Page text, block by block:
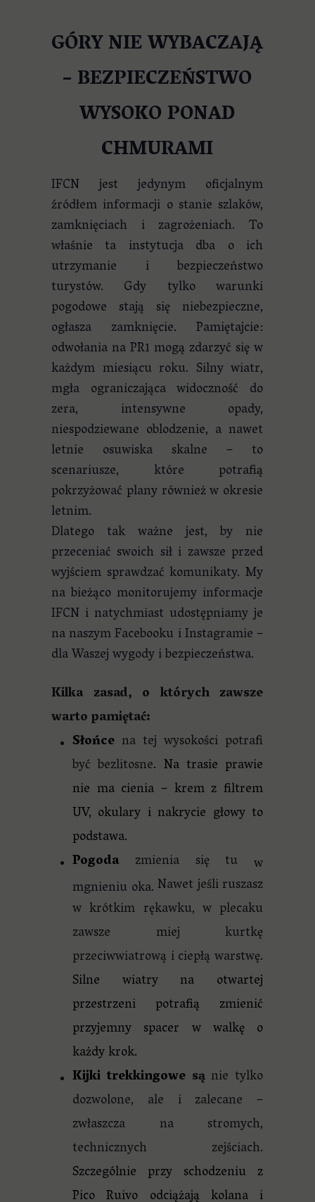
GÓRY NIE WYBACZAJĄ
– BEZPIECZEŃSTWO
WYSOKO PONAD
CHMURAMI
IFCN jest jedynym oficjalnym
źródłem informacji o stanie szlaków,
zamknięciach i zagrożeniach. To
właśnie ta instytucja dba o ich
utrzymanie i bezpieczeństwo
turystów. Gdy tylko warunki
pogodowe stają się niebezpieczne,
ogłasza zamknięcie. Pamiętajcie:
odwołania na PR1 mogą zdarzyć się w
każdym miesiącu roku. Silny wiatr,
mgła ograniczająca widoczność do
zera, intensywne opady,
niespodziewane oblodzenie, a nawet
letnie osuwiska skalne – to
scenariusze, które potrafią
pokrzyżować plany również w okresie
letnim.
Dlatego tak ważne jest, by nie
przeceniać swoich sił i zawsze przed
wyjściem sprawdzać komunikaty. My
na bieżąco monitorujemy informacje
IFCN i natychmiast udostępniamy je
na naszym Facebooku i Instagramie –
dla Waszej wygody i bezpieczeństwa.
Kilka zasad, o których zawsze
warto pamiętać:
Słońce na tej wysokości potrafi
być bezlitosne. Na trasie prawie
nie ma cienia – krem z filtrem
UV, okulary i nakrycie głowy to
podstawa.
Pogoda
zmienia się tu w
mgnieniu oka.Nawetjeśli ruszasz
w krótkim rękawku, w plecaku
zawsze miej kurtkę
przeciwwiatrową i ciepłą warstwę.
Silne wiatry na otwartej
przestrzeni potrafią zmienić
przyjemny spacer w walkę o
każdy krok.
Kijki trekkingowesąnie tylko
dozwolone, ale i zalecane –
zwłaszcza na stromych,
technicznych zejściach.
Szczególnie przy schodzeniu z
Pico Ruivo odciążają kolana i